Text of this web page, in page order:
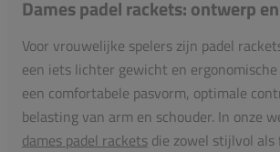
Dames padel rackets: ontwerp
Voor vrouwelijke spelers zijn padel
een iets lichter gewicht en
een comfortabele pasvorm, optimale
belasting van arm en schouder. In onze
dames padel rackets die zowel stijlvol